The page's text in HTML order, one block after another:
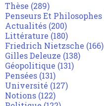
Thèse (289)
Penseurs Et Philosophes
Actualités (200)
Littérature (180)
Friedrich Nietzsche (166)
Gilles Deleuze (138)
Géopolitique (131)
Pensées (131)
Université (127)
Notions (122)